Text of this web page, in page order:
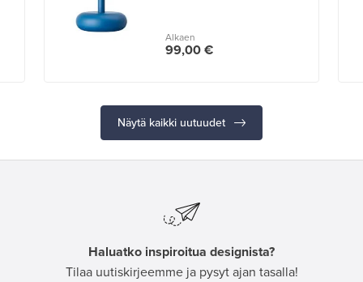
Alkaen
99,00 €
Näytä kaikki uutuudet
Haluatko inspiroitua designista?
Tilaa uutiskirjeemme ja pysyt ajan tasalla!